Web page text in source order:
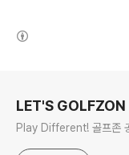
LET'S GOLFZON
Play Different! 골프존